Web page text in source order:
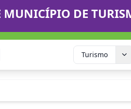
MUNICÍPIO DE
Turismo